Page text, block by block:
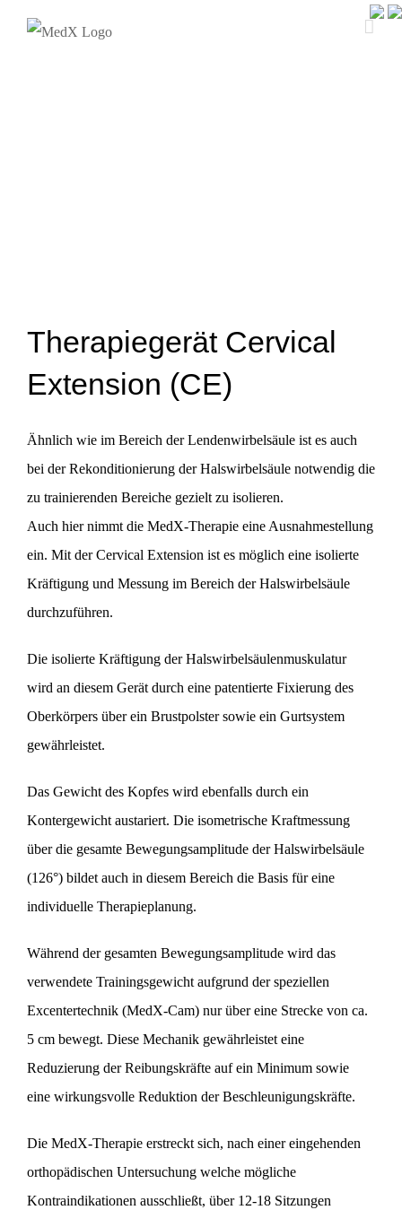
Therapiegerät Cervical
Extension (CE)
Ähnlich wie im Bereich der Lendenwirbelsäule ist es auch
bei der Rekonditionierung der Halswirbelsäule notwendig die
zu trainierenden Bereiche gezielt zu isolieren.
Auch hier nimmt die MedX-Therapie eine Ausnahmestellung
ein. Mit der Cervical Extension ist es möglich eine isolierte
Kräftigung und Messung im Bereich der Halswirbelsäule
durchzuführen.
Die isolierte Kräftigung der Halswirbelsäulenmuskulatur
wird an diesem Gerät durch eine patentierte Fixierung des
Oberkörpers über ein Brustpolster sowie ein Gurtsystem
gewährleistet.
Das Gewicht des Kopfes wird ebenfalls durch ein
Kontergewicht austariert. Die isometrische Kraftmessung
über die gesamte Bewegungsamplitude der Halswirbelsäule
(126°) bildet auch in diesem Bereich die Basis für eine
individuelle Therapieplanung.
Während der gesamten Bewegungsamplitude wird das
verwendete Trainingsgewicht aufgrund der speziellen
Excentertechnik (MedX-Cam) nur über eine Strecke von ca.
5 cm bewegt. Diese Mechanik gewährleistet eine
Reduzierung der Reibungskräfte auf ein Minimum sowie
eine wirkungsvolle Reduktion der Beschleunigungskräfte.
Die MedX-Therapie erstreckt sich, nach einer eingehenden
orthopädischen Untersuchung welche mögliche
Kontraindikationen ausschließt, über 12-18 Sitzungen